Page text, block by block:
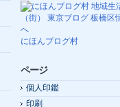
にほんブログ村
ページ
個人印鑑
印刷